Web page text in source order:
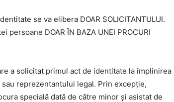
se va elibera DOAR SOLICITANTULUI.
DOAR ÎN BAZA UNEI PROCURI
a solicitat primul act de identitate la împlinirea
sau reprezentantului legal. Prin excepție,
specială dată de către minor și asistat de